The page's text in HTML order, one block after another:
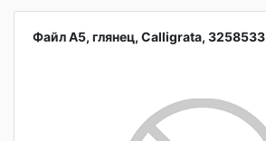
Файл А5, глянец, Calligrata, 3258533